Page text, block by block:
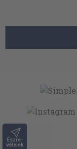
Észre-
vételek